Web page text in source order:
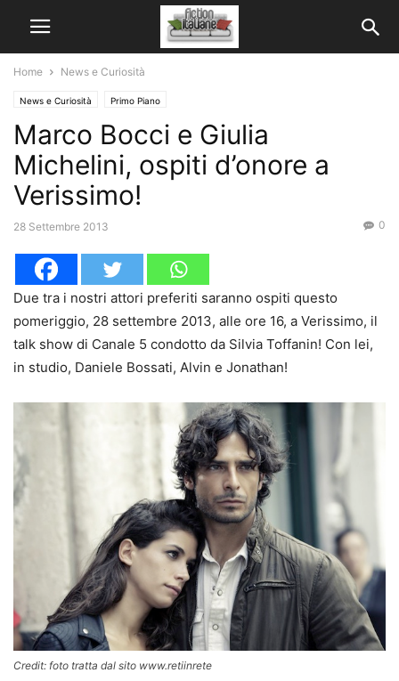
Home News e Curiosità
News e Curiosità Primo Piano
Marco Bocci e Giulia
Michelini, ospiti d’onore a
Verissimo!
28 Settembre 2013 0
Due tra i nostri attori preferiti saranno ospiti questo
pomeriggio, 28 settembre 2013, alle ore 16, a Verissimo, il
talk show di Canale 5 condotto da Silvia Toffanin! Con lei,
in studio, Daniele Bossati, Alvin e Jonathan!
Credit: foto tratta dal sito www.retiinrete